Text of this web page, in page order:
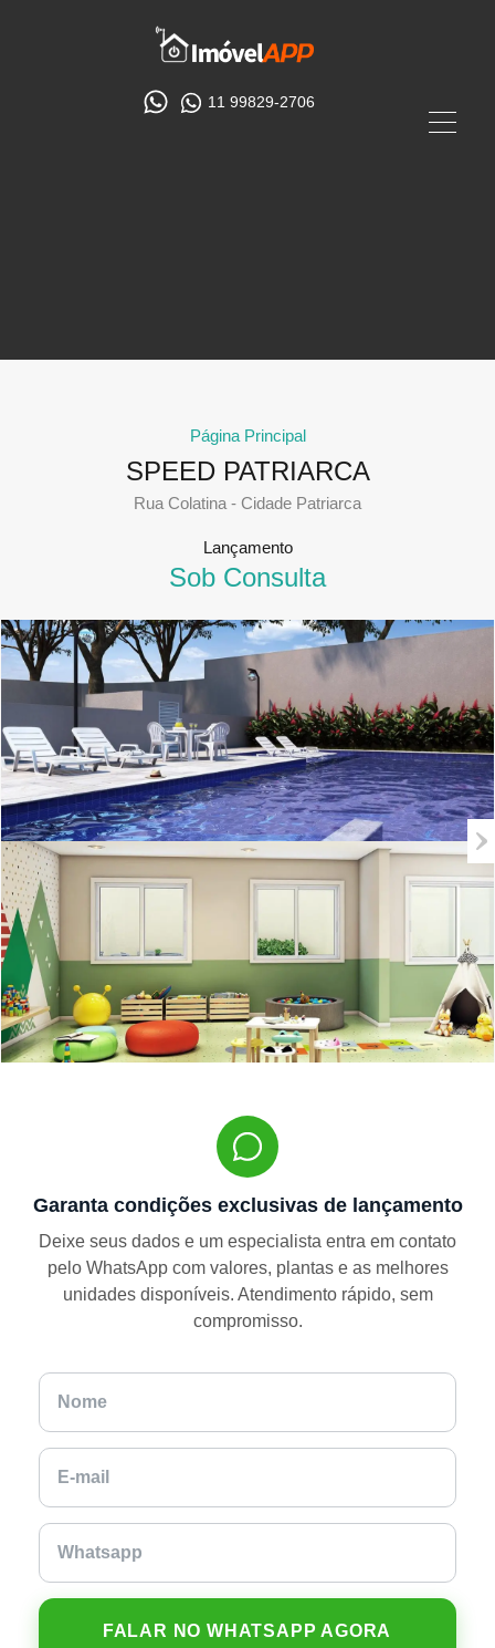
11 99829-2706
Página Principal
SPEED PATRIARCA
Rua Colatina - Cidade Patriarca
Lançamento
Sob Consulta
Garanta condições exclusivas de lançamento
Deixe seus dados e um especialista entra em contato
pelo WhatsApp com valores, plantas e as melhores
unidades disponíveis. Atendimento rápido, sem
compromisso.
FALAR NO WHATSAPP AGORA